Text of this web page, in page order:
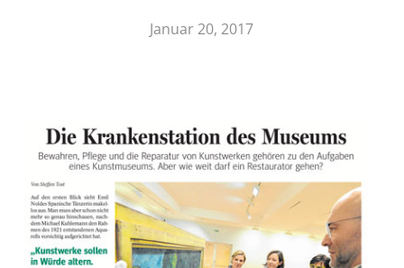
Januar 20, 2017